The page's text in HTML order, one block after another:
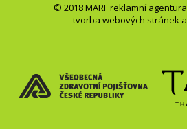
© 2018MARFreklamní agentura
tvorba webových stránek a